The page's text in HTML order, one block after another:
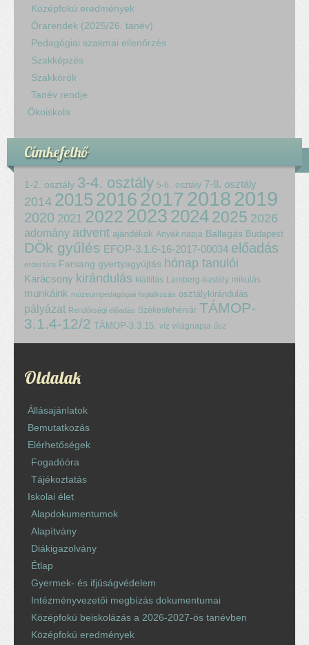
Középfokú eredmények
Órarendek (2025/26. tanév)
Pedagógiai szakmai ellenőrzés
Szakképzés
Szakkörök
Tanév rendje
Ökoiskola
Címkefelhő
1-2. osztály 3-4. osztály 5-6.. osztály 7-8. osztály
2014 2015 2016 2017 20182019
2020 2021 2022 2023 20242025 2026
adomány advent ajándékok Anyák napja Ballagás Budapest
DÖk gyűlés EFOP-3.1.6-16-2017-00034 előadás
erdei túra Farsang gyertyagyújtás hónap tanulói
Karácsony kirándulás kiállítás Lamberg-kastély mikulás
munkáink múzeumpedagógiai foglalkozás osztálykirándulás
pályázat Rendőrségi előadás Székesfehérvár TÁMOP-
3.1.4-12/2 TÁMOP-3.3.15. víz világnapja ősz
Oldalak
Állásajánlatok
Bemutatkozás
Elérhetőségek
Fogadóóra
Tájékoztatás
Iskolai élet
Alapdokumentumok
Alapítvány
Diákigazolvány
Étlap
Gyermek- és ifjúságvédelem
Intézményvezetői megbízás dokumentumai
Középfokú beiskolázás a 2026-2027-ös tanévben
Középfokú eredmények